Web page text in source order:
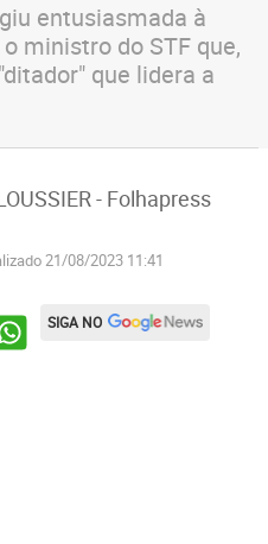
entusiasmada à
ministro do STF que,
que lidera a
- Folhapress
21/08/2023 11:41
SIGA NO